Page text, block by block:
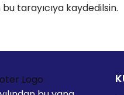
tarayıcıya kaydedilsin.